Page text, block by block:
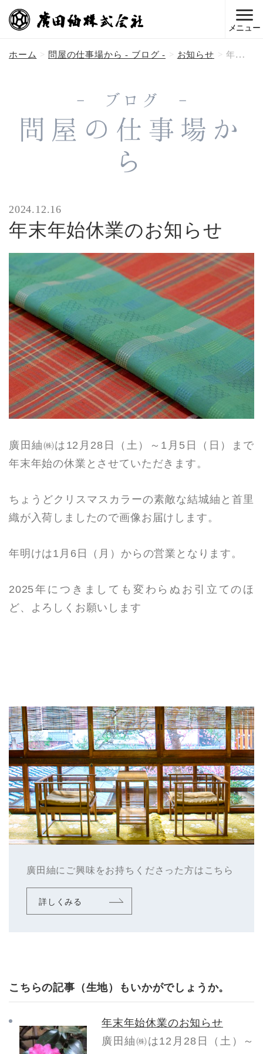
メニュー
ホーム 問屋の仕事場から - ブログ - お知らせ 年末年始休業のお知らせ
- ブログ -
問屋の仕事場か
ら
2024.12.16
年末年始休業のお知らせ
廣田紬㈱は12月28日（土）～1月5日（日）まで
年末年始の休業とさせていただきます。
ちょうどクリスマスカラーの素敵な結城紬と首里
織が入荷しましたので画像お届けします。
年明けは1月6日（月）からの営業となります。
2025年につきましても変わらぬお引立てのほ
ど、よろしくお願いします
廣田紬にご興味をお持ちくださった方はこちら
詳しくみる
こちらの記事（生地）もいかがでしょうか。
年末年始休業のお知らせ
廣田紬㈱は12月28日（土）～